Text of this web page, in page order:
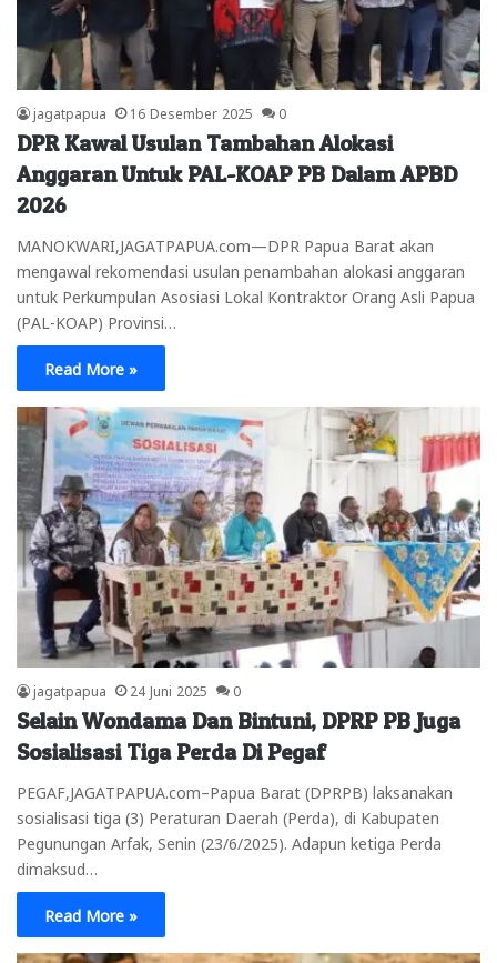
jagatpapua 16 Desember 2025 0
DPR Kawal Usulan Tambahan Alokasi
Anggaran Untuk PAL-KOAP PB Dalam APBD
2026
MANOKWARI,JAGATPAPUA.com—DPR Papua Barat akan
mengawal rekomendasi usulan penambahan alokasi anggaran
untuk Perkumpulan Asosiasi Lokal Kontraktor Orang Asli Papua
(PAL-KOAP) Provinsi…
Read More »
jagatpapua 24 Juni 2025 0
Selain Wondama Dan Bintuni, DPRP PB Juga
Sosialisasi Tiga Perda Di Pegaf
PEGAF,JAGATPAPUA.com–Papua Barat (DPRPB) laksanakan
sosialisasi tiga (3) Peraturan Daerah (Perda), di Kabupaten
Pegunungan Arfak, Senin (23/6/2025). Adapun ketiga Perda
dimaksud…
Read More »